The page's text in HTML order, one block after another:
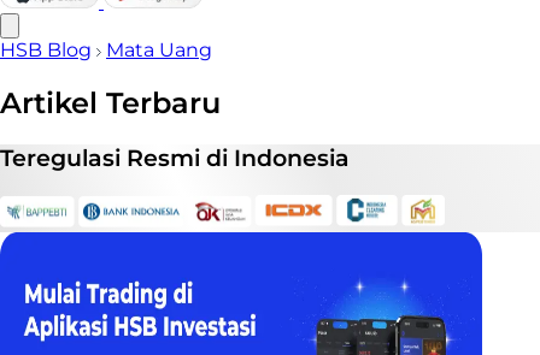
HSB Blog Mata Uang
Artikel Terbaru
Teregulasi Resmi di Indonesia